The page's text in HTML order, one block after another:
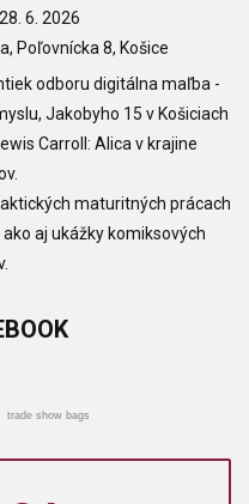
6. 2026
Poľovnícka 8, Košice
odboru digitálna maľba -
Jakobyho 15 v Košiciach
Carroll: Alica v krajine
maturitných prácach
aj ukážky komiksových
trade show bags